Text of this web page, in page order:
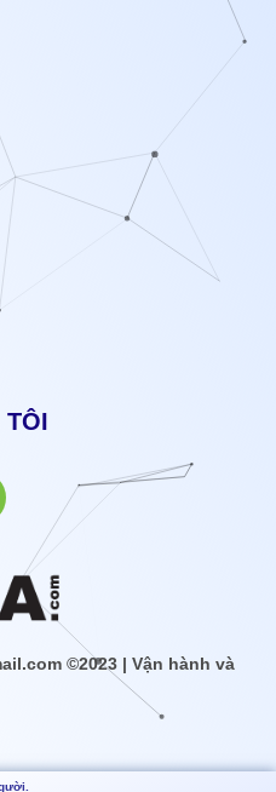
TÔI
©2023 | Vận hành và